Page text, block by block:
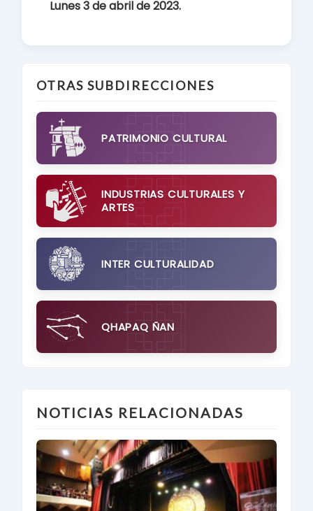
Lunes 3 de abril de 2023.
OTRAS SUBDIRECCIONES
PATRIMONIO CULTURAL
INDUSTRIAS CULTURALES Y
ARTES
INTER CULTURALIDAD
QHAPAQ ÑAN
NOTICIAS RELACIONADAS